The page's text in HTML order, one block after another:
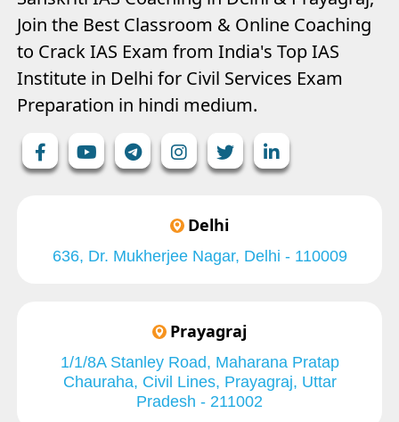
Join the Best Classroom & Online Coaching
to Crack IAS Exam from India's Top IAS
Institute in Delhi for Civil Services Exam
Preparation in hindi medium.
Delhi
636, Dr. Mukherjee Nagar, Delhi - 110009
Prayagraj
1/1/8A Stanley Road, Maharana Pratap
Chauraha, Civil Lines, Prayagraj, Uttar
Pradesh - 211002